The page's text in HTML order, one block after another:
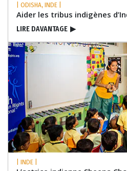
| ODISHA, INDE |
Aider les tribus indigènes
LIRE DAVANTAGE ▶
| INDE |